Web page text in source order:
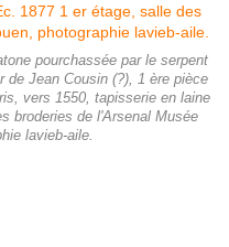
pourchassée par le serpent
de Jean Cousin (?), 1 ère pièce
vers 1550, tapisserie en laine
broderies de l'Arsenal Musée
lavieb-aile.